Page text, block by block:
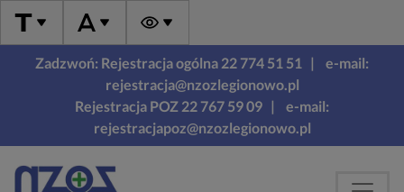
Zadzwoń: Rejestracja ogólna 22 774 51 51 | e-mail:
rejestracja@nzozlegionowo.pl
Rejestracja POZ 22 767 59 09 | e-mail:
rejestracjapoz@nzozlegionowo.pl